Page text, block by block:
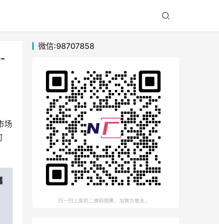
场
微信:98707858